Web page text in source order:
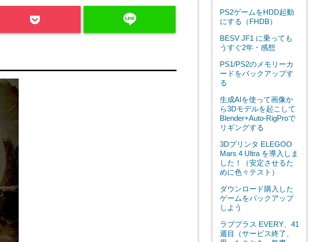
line
PS2ゲームをHDD起動
にする（FHDB）
BESV JF1 に乗っても
うすぐ2年・感想
PS1/PS2のメモリーカ
ードをバックアップす
る
生成AIを使って画像か
ら3Dモデルを起こして
Blender+Auto-RigProで
リギングする
3Dプリンタ ELEGOO
Mars 4 Ultra を導入しま
した！（安定させるた
めに色々テスト）
ダウンロード購入した
ゲームをバックアップ
しよう
ラブプラス EVERY、41
週目（サービス終了、